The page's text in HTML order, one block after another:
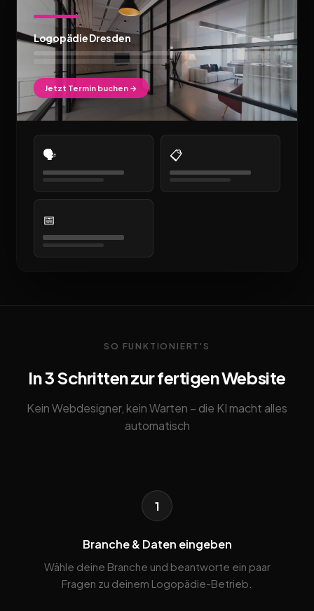
Logopädie Dresden
Jetzt Termin buchen →
🗣️ 📋
📅
SO FUNKTIONIERT'S
In 3 Schritten zur fertigen Website
Kein Webdesigner, kein Warten – die KI macht alles
automatisch
1
Branche & Daten eingeben
Wähle deine Branche und beantworte ein paar
Fragen zu deinem Logopädie-Betrieb.